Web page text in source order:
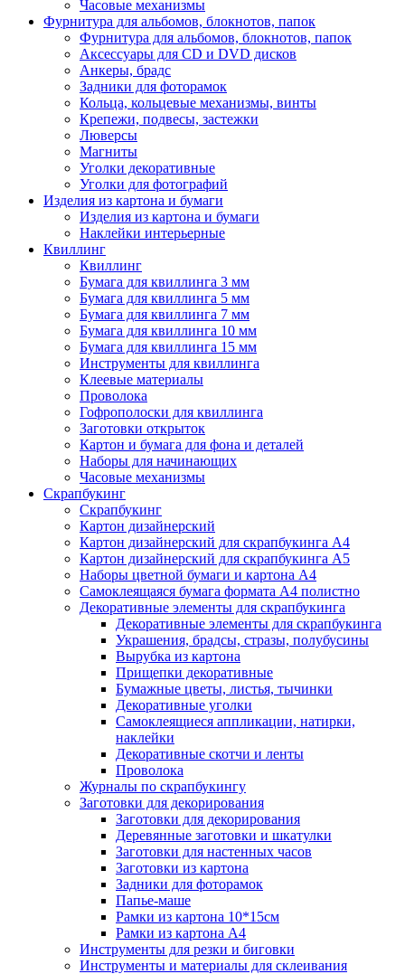
Часовые механизмы
Фурнитура для альбомов, блокнотов, папок
Фурнитура для альбомов, блокнотов, папок
Аксессуары для CD и DVD дисков
Анкеры, брадс
Задники для фоторамок
Кольца, кольцевые механизмы, винты
Крепежи, подвесы, застежки
Люверсы
Магниты
Уголки декоративные
Уголки для фотографий
Изделия из картона и бумаги
Изделия из картона и бумаги
Наклейки интерьерные
Квиллинг
Квиллинг
Бумага для квиллинга 3 мм
Бумага для квиллинга 5 мм
Бумага для квиллинга 7 мм
Бумага для квиллинга 10 мм
Бумага для квиллинга 15 мм
Инструменты для квиллинга
Клеевые материалы
Проволока
Гофрополоски для квиллинга
Заготовки открыток
Картон и бумага для фона и деталей
Наборы для начинающих
Часовые механизмы
Скрапбукинг
Скрапбукинг
Картон дизайнерский
Картон дизайнерский для скрапбукинга А4
Картон дизайнерский для скрапбукинга А5
Наборы цветной бумаги и картона А4
Самоклеящаяся бумага формата А4 полистно
Декоративные элементы для скрапбукинга
Декоративные элементы для скрапбукинга
Украшения, брадсы, стразы, полубусины
Вырубка из картона
Прищепки декоративные
Бумажные цветы, листья, тычинки
Декоративные уголки
Самоклеящиеся аппликации, натирки,
наклейки
Декоративные скотчи и ленты
Проволока
Журналы по скрапбукингу
Заготовки для декорирования
Заготовки для декорирования
Деревянные заготовки и шкатулки
Заготовки для настенных часов
Заготовки из картона
Задники для фоторамок
Папье-маше
Рамки из картона 10*15см
Рамки из картона А4
Инструменты для резки и биговки
Инструменты и материалы для склеивания